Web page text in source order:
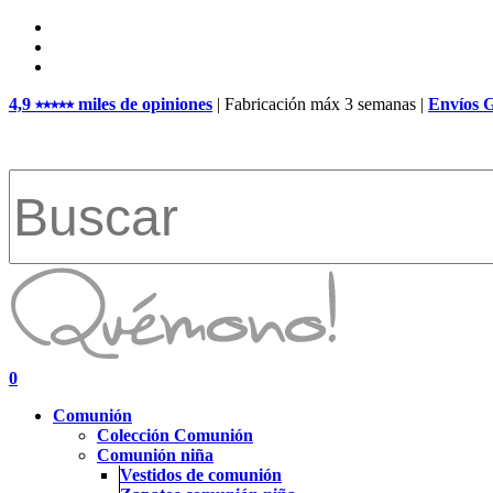
Skip
main
4,9 ⭑⭑⭑⭑⭑ miles de opiniones | Fabricación máx 3 semanas | Envíos
Close
Search
search
account
0
Comunión
Colección Comunión
Comunión niña
Vestidos de comunión